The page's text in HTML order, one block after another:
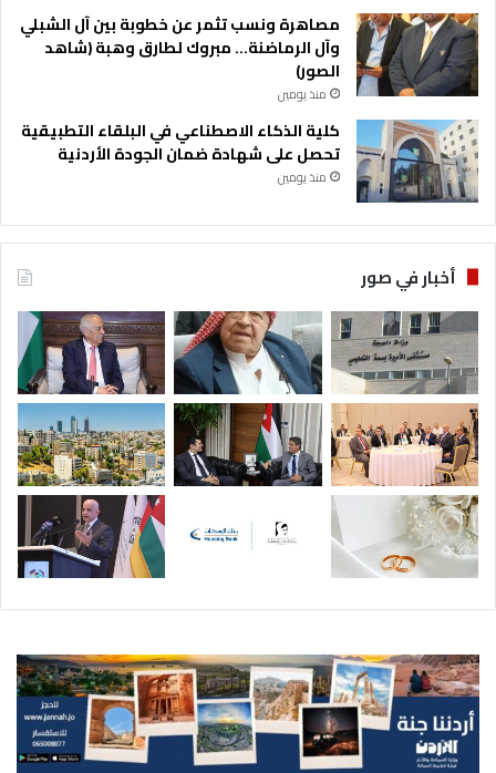
مصاهرة ونسب تثمر عن خطوبة بين آل الشبلي
وآل الرماضنة… مبروك لطارق وهبة (شاهد
الصور)
منذ يومين
كلية الذكاء الاصطناعي في البلقاء التطبيقية
تحصل على شهادة ضمان الجودة الأردنية
منذ يومين
أخبار في صور